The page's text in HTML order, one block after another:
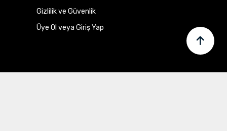
Gizlilik ve Güvenlik
Üye Ol veya Giriş Yap